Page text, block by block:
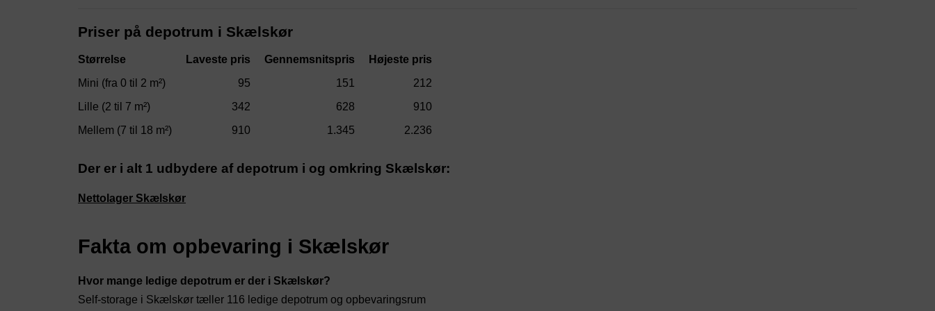
Priser på depotrum i Skælskør
Størrelse Laveste pris Gennemsnitspris
Højeste pris
Mini (fra 0 til 2 m²)
95 151
212
Lille (2 til 7 m²)
342 628
910
Mellem (7 til 18 m²)
910 1.345 2.236
Der er i alt 1 udbydere af depotrum i og omkring Skælskør:
Nettolager Skælskør
Fakta om opbevaring i Skælskør
Hvor mange ledige depotrum er der i Skælskør?
Self-storage i Skælskør tæller 116 ledige depotrum og opbevaringsrum